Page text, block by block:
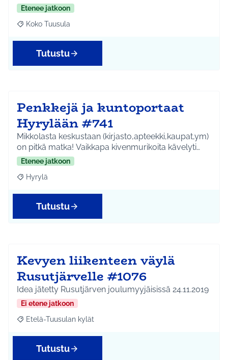
Etenee jatkoon
Rajaa tulokset aihepiirin mukaan: Koko Tuusula
Koko Tuusula
Tutustu
Penkkejä ja kuntoportaat
Hyrylään #741
Mikkolasta keskustaan (kirjasto,apteekki,kaupat,ym)
on pitkä matka! Vaikkapa kivenmurikoita kävelyti…
Etenee jatkoon
Rajaa tulokset aihepiirin mukaan: Hyrylä
Hyrylä
Tutustu
Kevyen liikenteen väylä
Rusutjärvelle #1076
Idea jätetty Rusutjärven joulumyyjäisissä 24.11.2019
Ei etene jatkoon
Rajaa tulokset aihepiirin mukaan: Etelä-Tuusulan kylät
Etelä-Tuusulan kylät
Tutustu